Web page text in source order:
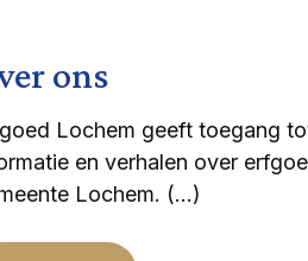
ons
Lochem geeft toegang tot
en verhalen over
Lochem. (…)